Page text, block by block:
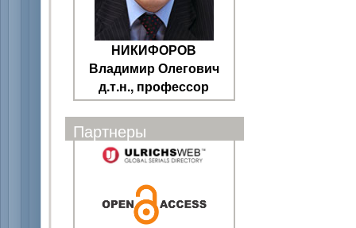
НИКИФОРОВ
Владимир Олегович
д.т.н., профессор
Партнеры